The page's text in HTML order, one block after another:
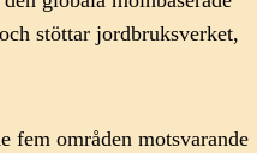
stöttar jordbruksverket,
fem områden motsvarande